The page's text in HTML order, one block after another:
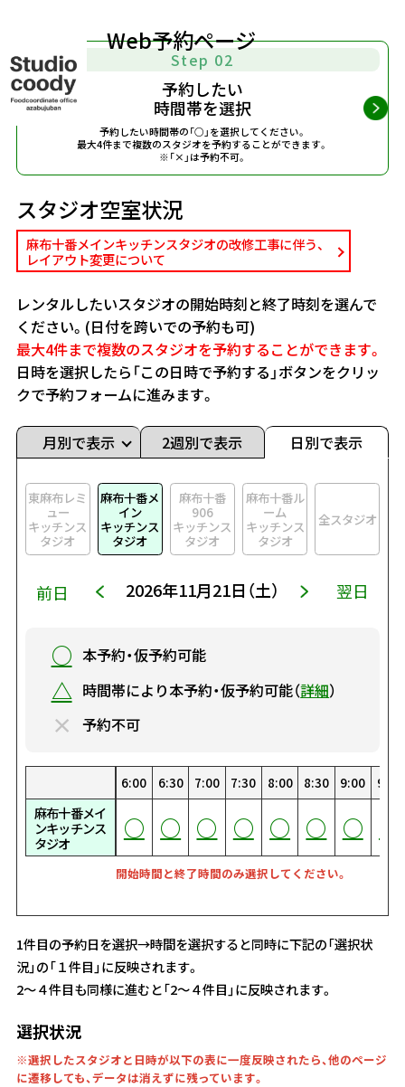
Web予約ページ
Step 02
予約したい
時間帯を選択
予約したい時間帯の「○」を選択してください。
最大4件まで複数のスタジオを予約することができます。
※「×」は予約不可。
スタジオ空室状況
麻布十番メインキッチンスタジオの改修工事に伴う、
レイアウト変更について
レンタルしたいスタジオの開始時刻と終了時刻を選んで
ください。(日付を跨いでの予約も可)
最大4件まで複数のスタジオを予約することができます。
日時を選択したら「この日時で予約する」ボタンをクリッ
クで予約フォームに進みます。
月別で表示 2週別で表示 日別で表示
東麻布レミ
ュー
キッチンス
タジオ
麻布十番メ
イン
キッチンス
タジオ
麻布十番
906
キッチンス
タジオ
麻布十番ル
ーム
キッチンス
タジオ
全スタジオ
前日 2026年11月21日（土） 翌日
○ 本予約・仮予約可能
△ 時間帯により本予約・仮予約可能（詳細）
× 予約不可
麻布十番メイ
ンキッチンス
タジオ
○ ○
○ ○
20:30
○
21:00
○
21:30
○
22:00
○
22:30
○
23:00
○
23:30
○
○ ○ ○
17:00
○
17:30
○
18:00
○
18:30
○
19:00
○
19:30
○
20:00
○
○ ○
13:00
○
13:30
○
14:00
○
14:30
○
15:00
○
15:30
○
16:00
○
16:30
○
○ ○
9:30
○
10:00
○
10:30
○
11:00
○
11:30
○
12:00
○
12:30
○
13:00
○ ○ ○
6:00
○
6:30
○
7:00
○
7:30
○
8:00
○
8:30
○
9:00
○
9:30
○ ○ ○
2:30
○
3:00
○
3:30
○
4:00
○
4:30
○
5:00
○
5:30
○
0:00
○
0:30
○
1:00
○
1:30
○
2:00
○
開始時間と終了時間のみ選択してください。
1件目の予約日を選択→時間を選択すると同時に下記の「選択状
況」の「１件目」に反映されます。
2～４件目も同様に進むと「2～４件目」に反映されます。
選択状況
※選択したスタジオと日時が以下の表に一度反映されたら、他のページ
に遷移しても、データは消えずに残っています。